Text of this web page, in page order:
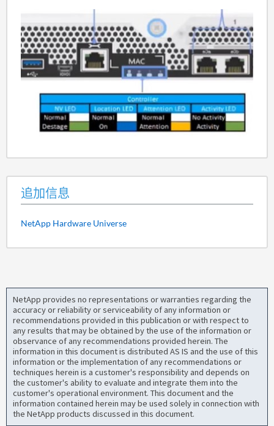
追加信息
NetApp Hardware Universe
NetApp provides no representations or warranties regarding the
accuracy or reliability or serviceability of any information or
recommendations provided in this publication or with respect to
any results that may be obtained by the use of the information or
observance of any recommendations provided herein. The
information in this document is distributed AS IS and the use of this
information or the implementation of any recommendations or
techniques herein is a customer's responsibility and depends on
the customer's ability to evaluate and integrate them into the
customer's operational environment. This document and the
information contained herein may be used solely in connection with
the NetApp products discussed in this document.